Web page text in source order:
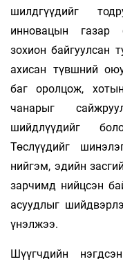
шилдгүүдийг
инновацын газар
зохион байгуулсан
ахисан түвшний
баг оролцож,
чанарыг
шийдлүүдийг
Төслүүдийг
нийгэм, эдийн
зарчимд нийцсэн
асуудлыг
үнэлжээ.
Шүүгчдийн